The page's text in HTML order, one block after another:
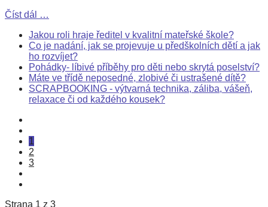
Číst dál …
Jakou roli hraje ředitel v kvalitní mateřské škole?
Co je nadání, jak se projevuje u předškolních dětí a jak
ho rozvíjet?
Pohádky- líbivé příběhy pro děti nebo skrytá poselství?
Máte ve třídě neposedné, zlobivé či ustrašené dítě?
SCRAPBOOKING - výtvarná technika, záliba, vášeň,
relaxace či od každého kousek?
1
2
3
Strana 1 z 3